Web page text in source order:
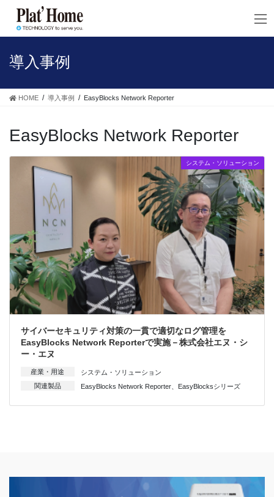
導入事例
HOME 導入事例 EasyBlocks Network Reporter
EasyBlocks Network Reporter
システム・ソリューション
サイバーセキュリティ対策の一貫で適切なログ管理を
EasyBlocks Network Reporterで実施－株式会社エヌ・シ
ー・エヌ
産業・用途
システム・ソリューション
関連製品
EasyBlocks Network Reporter、 EasyBlocksシリーズ